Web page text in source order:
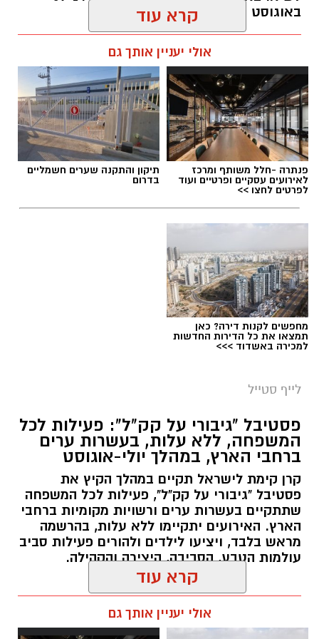
באוגוסט 2026.
תגים:מטר המטאורים
כשהשמש שוקעת והשמיים מתכסים באלפי כוכבים,
הטבע מציג את אחד המופעים המרהיבים של
השנה - מטר הפרסאידים. זו ההזדמנות לעצור
לרגע, להתרחק מאורות העיר, להרים את המבט אל
השמיים ולגלות עולם שלם של כוכבים, כוכבי לכת,
ערפיליות וסיפורי חלל.
מטר הפרסאידים, מתרחש כתוצאה ממפגש כדור
הארץ עם השובל של כוכב השביט סוויפט-טאטל,
קרא עוד
אולי יעניין אותך גם
פנתרה -חלל משותף ומרכז
לאירועים עסקיים ופרטיים ועוד
לפרטים לחצו >>
תיקון והתקנה שערים חשמליים
בדרום
מחפשים לקנות דירה? כאן
תמצאו את כל הדירות החדשות
למכירה באשדוד >>>
לייף סטייל
פסטיבל "גיבורי על קק"ל": פעילות לכל
המשפחה, ללא עלות, בעשרות ערים
ברחבי הארץ, במהלך יולי-אוגוסט
קרן קימת לישראל תקיים במהלך הקיץ את
פסטיבל "גיבורי על קק"ל", פעילות לכל המשפחה
שתתקיים בעשרות ערים ורשויות מקומיות ברחבי
הארץ. האירועים יתקיימו ללא עלות, בהרשמה
מראש בלבד, ויציעו לילדים ולהורים פעילות סביב
עולמות הטבע, הסביבה, היצירה והקהילה.
קרא עוד
אולי יעניין אותך גם